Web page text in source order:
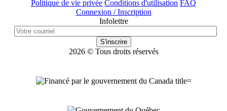
Politique de vie privée Conditions d'utilisation FAQ
Connexion / Inscription
Infolettre
S'inscrire
2026 © Tous droits réservés